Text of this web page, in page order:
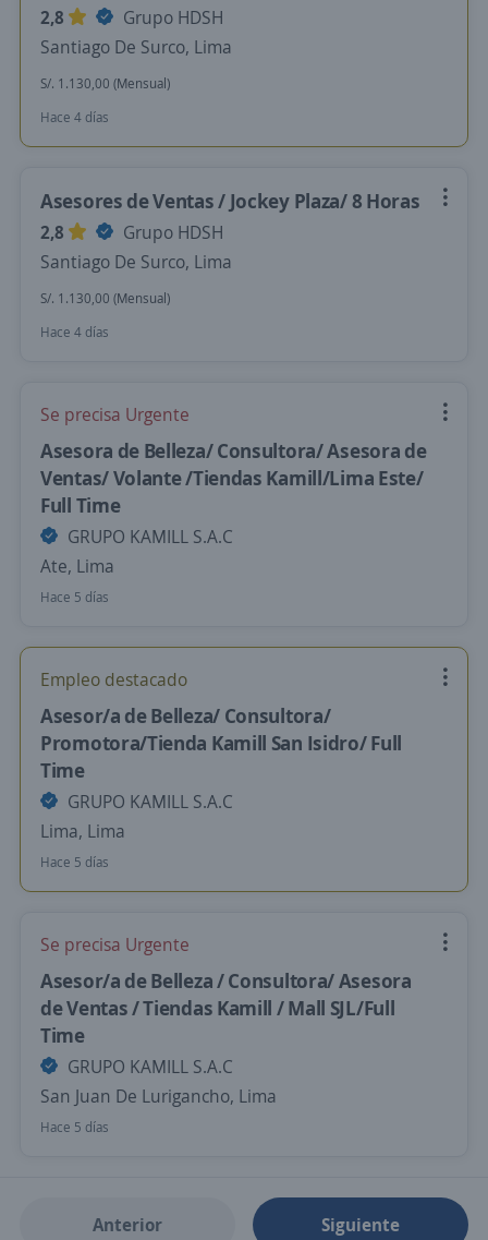
2,8
Grupo HDSH
Santiago De Surco, Lima
S/. 1.130,00 (Mensual)
Hace 4 días
Asesores de Ventas / Jockey Plaza/ 8 Horas
2,8
Grupo HDSH
Santiago De Surco, Lima
S/. 1.130,00 (Mensual)
Hace 4 días
Se precisa Urgente
Asesora de Belleza/ Consultora/ Asesora de
Ventas/ Volante /Tiendas Kamill/Lima Este/
Full Time
GRUPO KAMILL S.A.C
Ate, Lima
Hace 5 días
Empleo destacado
Asesor/a de Belleza/ Consultora/
Promotora/Tienda Kamill San Isidro/ Full
Time
GRUPO KAMILL S.A.C
Lima, Lima
Hace 5 días
Se precisa Urgente
Asesor/a de Belleza / Consultora/ Asesora
de Ventas / Tiendas Kamill / Mall SJL/Full
Time
GRUPO KAMILL S.A.C
San Juan De Lurigancho, Lima
Hace 5 días
Anterior Siguiente